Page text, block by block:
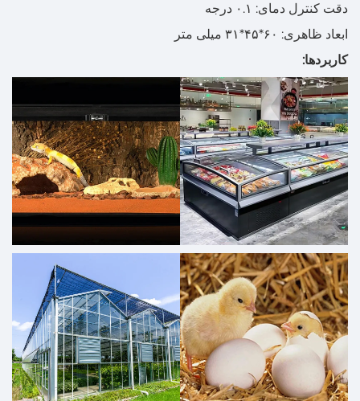
دقت کنترل دمای: ۰.۱ درجه
ابعاد ظاهری: ۶۰*۴۵*۳۱ میلی متر
کاربردها: